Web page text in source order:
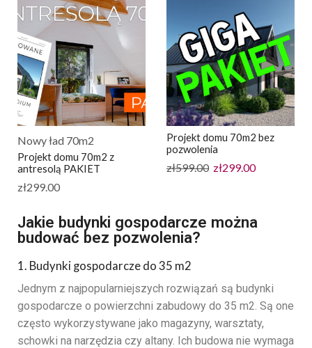
Nowy ład 70m2
Projekt domu 70m2 z
antresolą PAKIET
zł299.00
Projekt domu 70m2 bez
pozwolenia
zł599.00 zł299.00
Jakie budynki gospodarcze można
budować bez pozwolenia?
1. Budynki gospodarcze do 35 m2
Jednym z najpopularniejszych rozwiązań są budynki
gospodarcze o powierzchni zabudowy do 35 m2. Są one
często wykorzystywane jako magazyny, warsztaty,
schowki na narzędzia czy altany. Ich budowa nie wymaga